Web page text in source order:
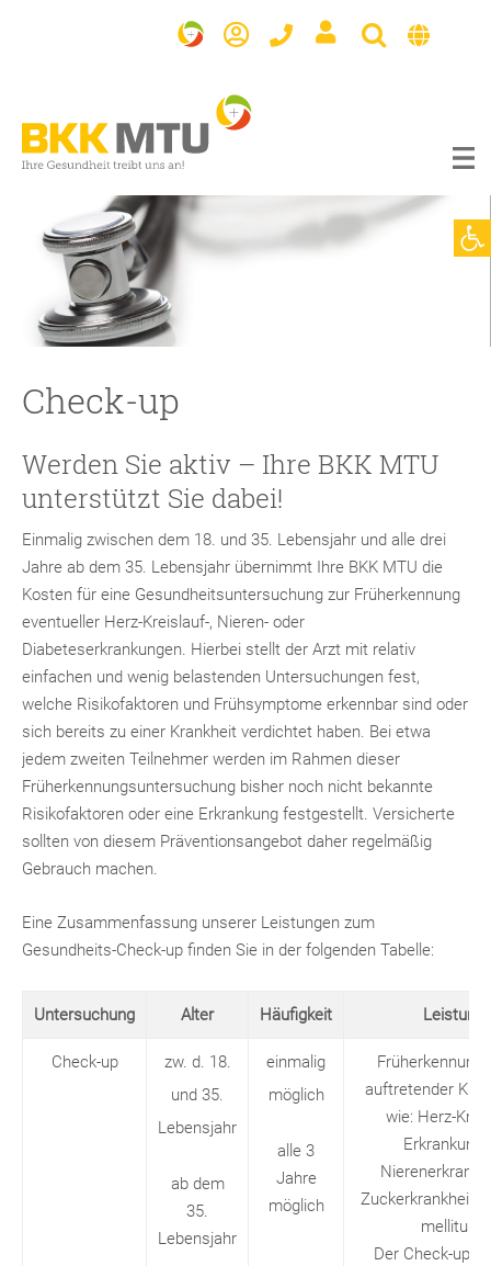
MTU
Check-up
Werden Sie aktiv – Ihre BKK MTU
unterstützt Sie dabei!
Einmalig zwischen dem 18. und 35. Lebensjahr und alle drei
Jahre ab dem 35. Lebensjahr übernimmt Ihre BKK MTU die
Kosten für eine Gesundheitsuntersuchung zur Früherkennung
eventueller Herz-Kreislauf-, Nieren- oder
Diabeteserkrankungen. Hierbei stellt der Arzt mit relativ
einfachen und wenig belastenden Untersuchungen fest,
welche Risikofaktoren und Frühsymptome erkennbar sind oder
sich bereits zu einer Krankheit verdichtet haben. Bei etwa
jedem zweiten Teilnehmer werden im Rahmen dieser
Früherkennungsuntersuchung bisher noch nicht bekannte
Risikofaktoren oder eine Erkrankung festgestellt. Versicherte
sollten von diesem Präventionsangebot daher regelmäßig
Gebrauch machen.
Eine Zusammenfassung unserer Leistungen zum
Gesundheits-Check-up finden Sie in der folgenden Tabelle:
Untersuchung Alter Häufigkeit Leistung
Check-up
zw. d. 18.
und 35.
Lebensjahr
ab dem
35.
Lebensjahr
einmalig
möglich
alle 3
Jahre
möglich
Früherkennung
auftretender
wie: Herz-
Zuckerkrankheit
mellitus).
Der Check-up